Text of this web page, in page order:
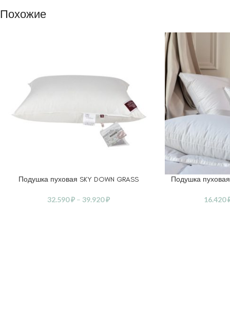
Похожие
ВЫБЕРИТЕ ПАРАМЕТРЫ
Подушка пуховая SKY DOWN GRASS
32.590₽ – 39.920₽
ВЫБЕРИТЕ
Подушка пуховая
16.420